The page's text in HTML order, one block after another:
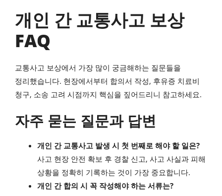
개인 간 교통사고 보상
FAQ
교통사고 보상에서 가장 많이 궁금해하는 질문들을
정리했습니다. 현장에서부터 합의서 작성, 후유증 치료비
청구, 소송 고려 시점까지 핵심을 짚어드리니 참고하세요.
자주 묻는 질문과 답변
개인 간 교통사고 발생 시 첫 번째로 해야 할 일은?
사고 현장 안전 확보 후 경찰 신고, 사고 사실과 피해
상황을 정확히 기록하는 것이 가장 중요합니다.
개인 간 합의 시 꼭 작성해야 하는 서류는?